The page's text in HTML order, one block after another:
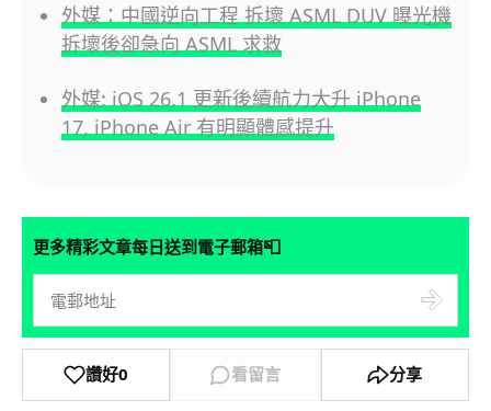
外媒：中國逆向工程 拆壞 ASML DUV 曝光機
拆壞後卻急向 ASML 求救
外媒: iOS 26.1 更新後續航力大升 iPhone
17, iPhone Air 有明顯體感提升
更多精彩文章每日送到電子郵箱📮
讚好0 看留言 分享